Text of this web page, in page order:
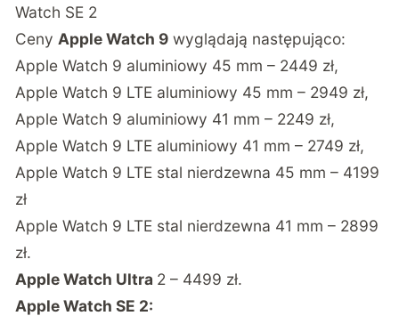
Watch SE 2
Ceny Apple Watch 9 wyglądają następująco:
Apple Watch 9 aluminiowy 45 mm – 2449 zł,
Apple Watch 9 LTE aluminiowy 45 mm – 2949 zł,
Apple Watch 9 aluminiowy 41 mm – 2249 zł,
Apple Watch 9 LTE aluminiowy 41 mm – 2749 zł,
Apple Watch 9 LTE stal nierdzewna 45 mm – 4199
zł
Apple Watch 9 LTE stal nierdzewna 41 mm – 2899
zł.
Apple Watch Ultra 2 – 4499 zł.
Apple Watch SE 2: